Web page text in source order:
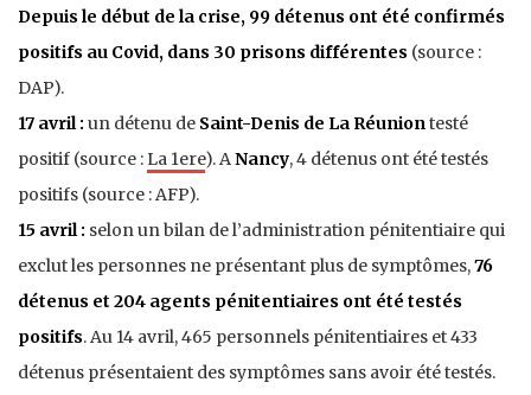
Depuis le début de la crise, 99 détenus ont été confirmés
positifs au Covid, dans 30 prisons différentes (source :
DAP).
17 avril : un détenu de Saint-Denis de La Réunion testé
positif (source : La 1ere). A Nancy, 4 détenus ont été testés
positifs (source : AFP).
15 avril : selon un bilan de l’administration pénitentiaire qui
exclut les personnes ne présentant plus de symptômes,76
détenus et 204 agents pénitentiaires ont été testés
positifs. Au 14 avril, 465 personnels pénitentiaires et 433
détenus présentaient des symptômes sans avoir été testés.